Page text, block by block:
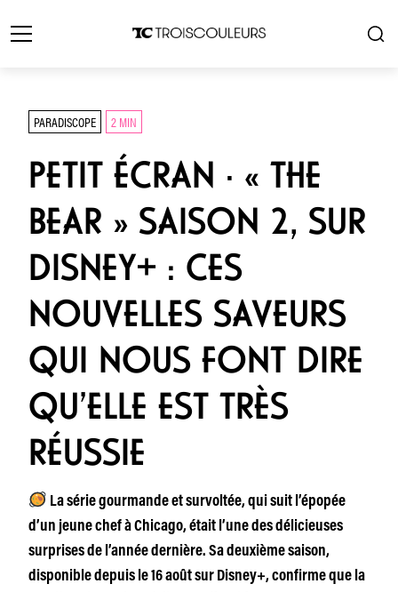
PARADISCOPE 2 MIN
PETIT ÉCRAN · « THE
BEAR » SAISON 2, SUR
DISNEY+ : CES
NOUVELLES SAVEURS
QUI NOUS FONT DIRE
QU’ELLE EST TRÈS
RÉUSSIE
La série gourmande et survoltée, qui suit l’épopée
d’un jeune chef à Chicago, était l’une des délicieuses
surprises de l’année dernière. Sa deuxième saison,
disponible depuis le 16 août sur Disney+, confirme que la